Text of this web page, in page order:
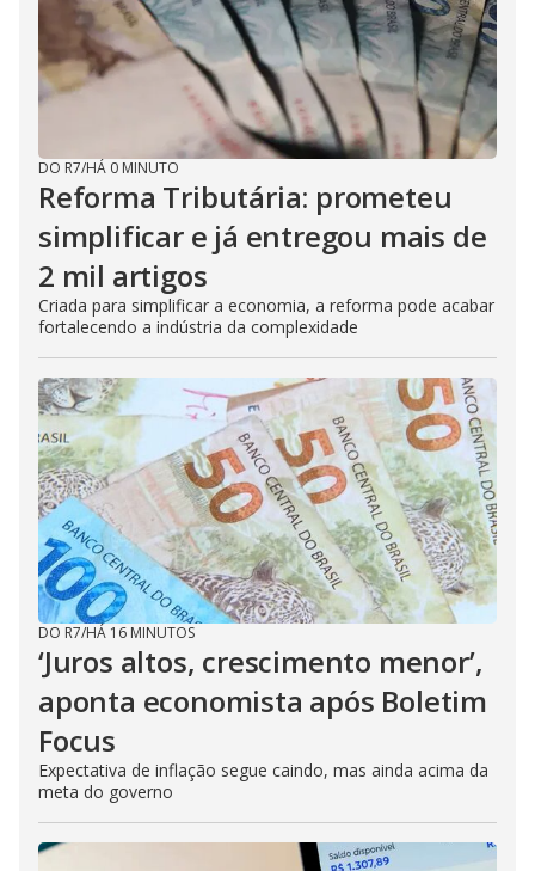
DO R7/HÁ 0 MINUTO
Reforma Tributária: prometeu
simplificar e já entregou mais de
2 mil artigos
Criada para simplificar a economia, a reforma pode acabar
fortalecendo a indústria da complexidade
DO R7/HÁ 16 MINUTOS
‘Juros altos, crescimento menor’,
aponta economista após Boletim
Focus
Expectativa de inflação segue caindo, mas ainda acima da
meta do governo